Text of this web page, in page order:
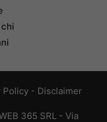
Policy - Disclaimer
365 SRL - Via